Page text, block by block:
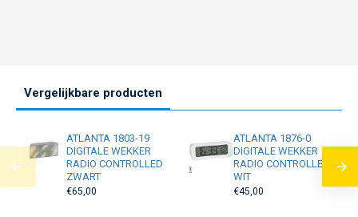
Vergelijkbare producten
ATLANTA 1803-19
DIGITALE WEKKER
RADIO CONTROLLED
ZWART
€65,00
ATLANTA 1876-0
DIGITALE WEKKER
RADIO CONTROLLED
WIT
€45,00